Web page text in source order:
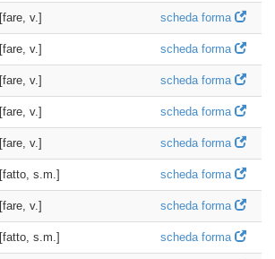
[fare, v.] scheda forma
[fare, v.] scheda forma
[fare, v.] scheda forma
[fare, v.] scheda forma
[fare, v.] scheda forma
[fatto, s.m.] scheda forma
[fare, v.] scheda forma
[fatto, s.m.] scheda forma